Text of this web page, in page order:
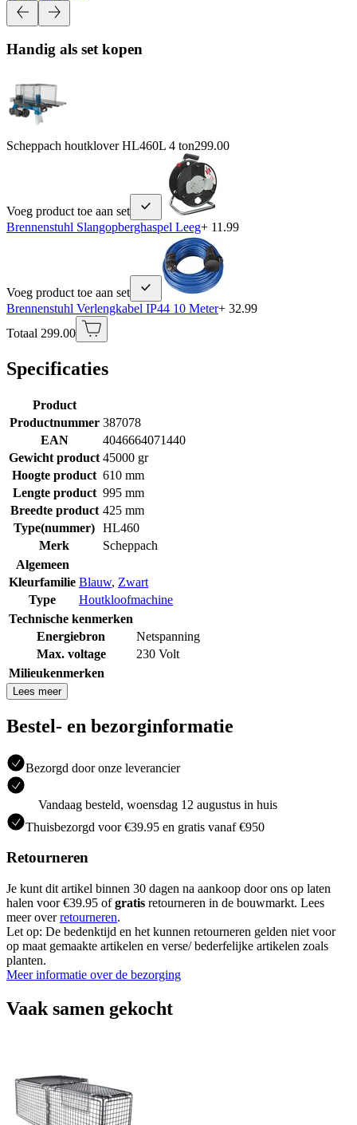
Handig als set kopen
Scheppach houtklover HL460L 4 ton299.00
Voeg product toe aan set
Brennenstuhl Slangopberghaspel Leeg+ 11.99
Voeg product toe aan set
Brennenstuhl Verlengkabel IP44 10 Meter+ 32.99
Totaal 299.00
Specificaties
Product
Productnummer 387078
EAN
4046664071440
Gewicht product 45000 gr
Hoogte product 610 mm
Lengte product 995 mm
Breedte product 425 mm
Type(nummer) HL460
Merk
Scheppach
Algemeen
Kleurfamilie Blauw, Zwart
Type
Houtkloofmachine
Technische kenmerken
Energiebron
Netspanning
Max. voltage
230 Volt
Milieukenmerken
Lees meer
Bestel- en bezorginformatie
Bezorgd door onze leverancier
Vandaag besteld, woensdag 12 augustus in huis
Thuisbezorgd voor €39.95 en gratis vanaf €950
Retourneren
Je kunt dit artikel binnen 30 dagen na aankoop door ons op laten
halen voor €39.95 ofgratis retourneren in de bouwmarkt. Lees
meer overretourneren.
Let op: De bedenktijd en het kunnen retourneren gelden niet voor
op maat gemaakte artikelen en verse/ bederfelijke artikelen zoals
planten.
Meer informatie over de bezorging
Vaak samen gekocht